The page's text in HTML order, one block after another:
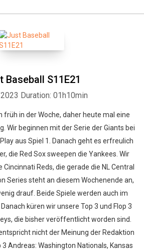
Baseball S11E21
Duration: 01h10min
früh in der Woche, daher heute mal eine
Wir beginnen mit der Serie der Giants bei
aus Spiel 1. Danach geht es erfreulich
die Red Sox sweepen die Yankees. Wir
Reds, die gerade die NL Central
Series steht an diesem Wochenende an,
drauf. Beide Spiele werden auch im
küren wir unsere Top 3 und Flop 3
die bisher veröffentlicht worden sind.
nicht der Meinung der Redaktion
Andreas: Washington Nationals, Kansas